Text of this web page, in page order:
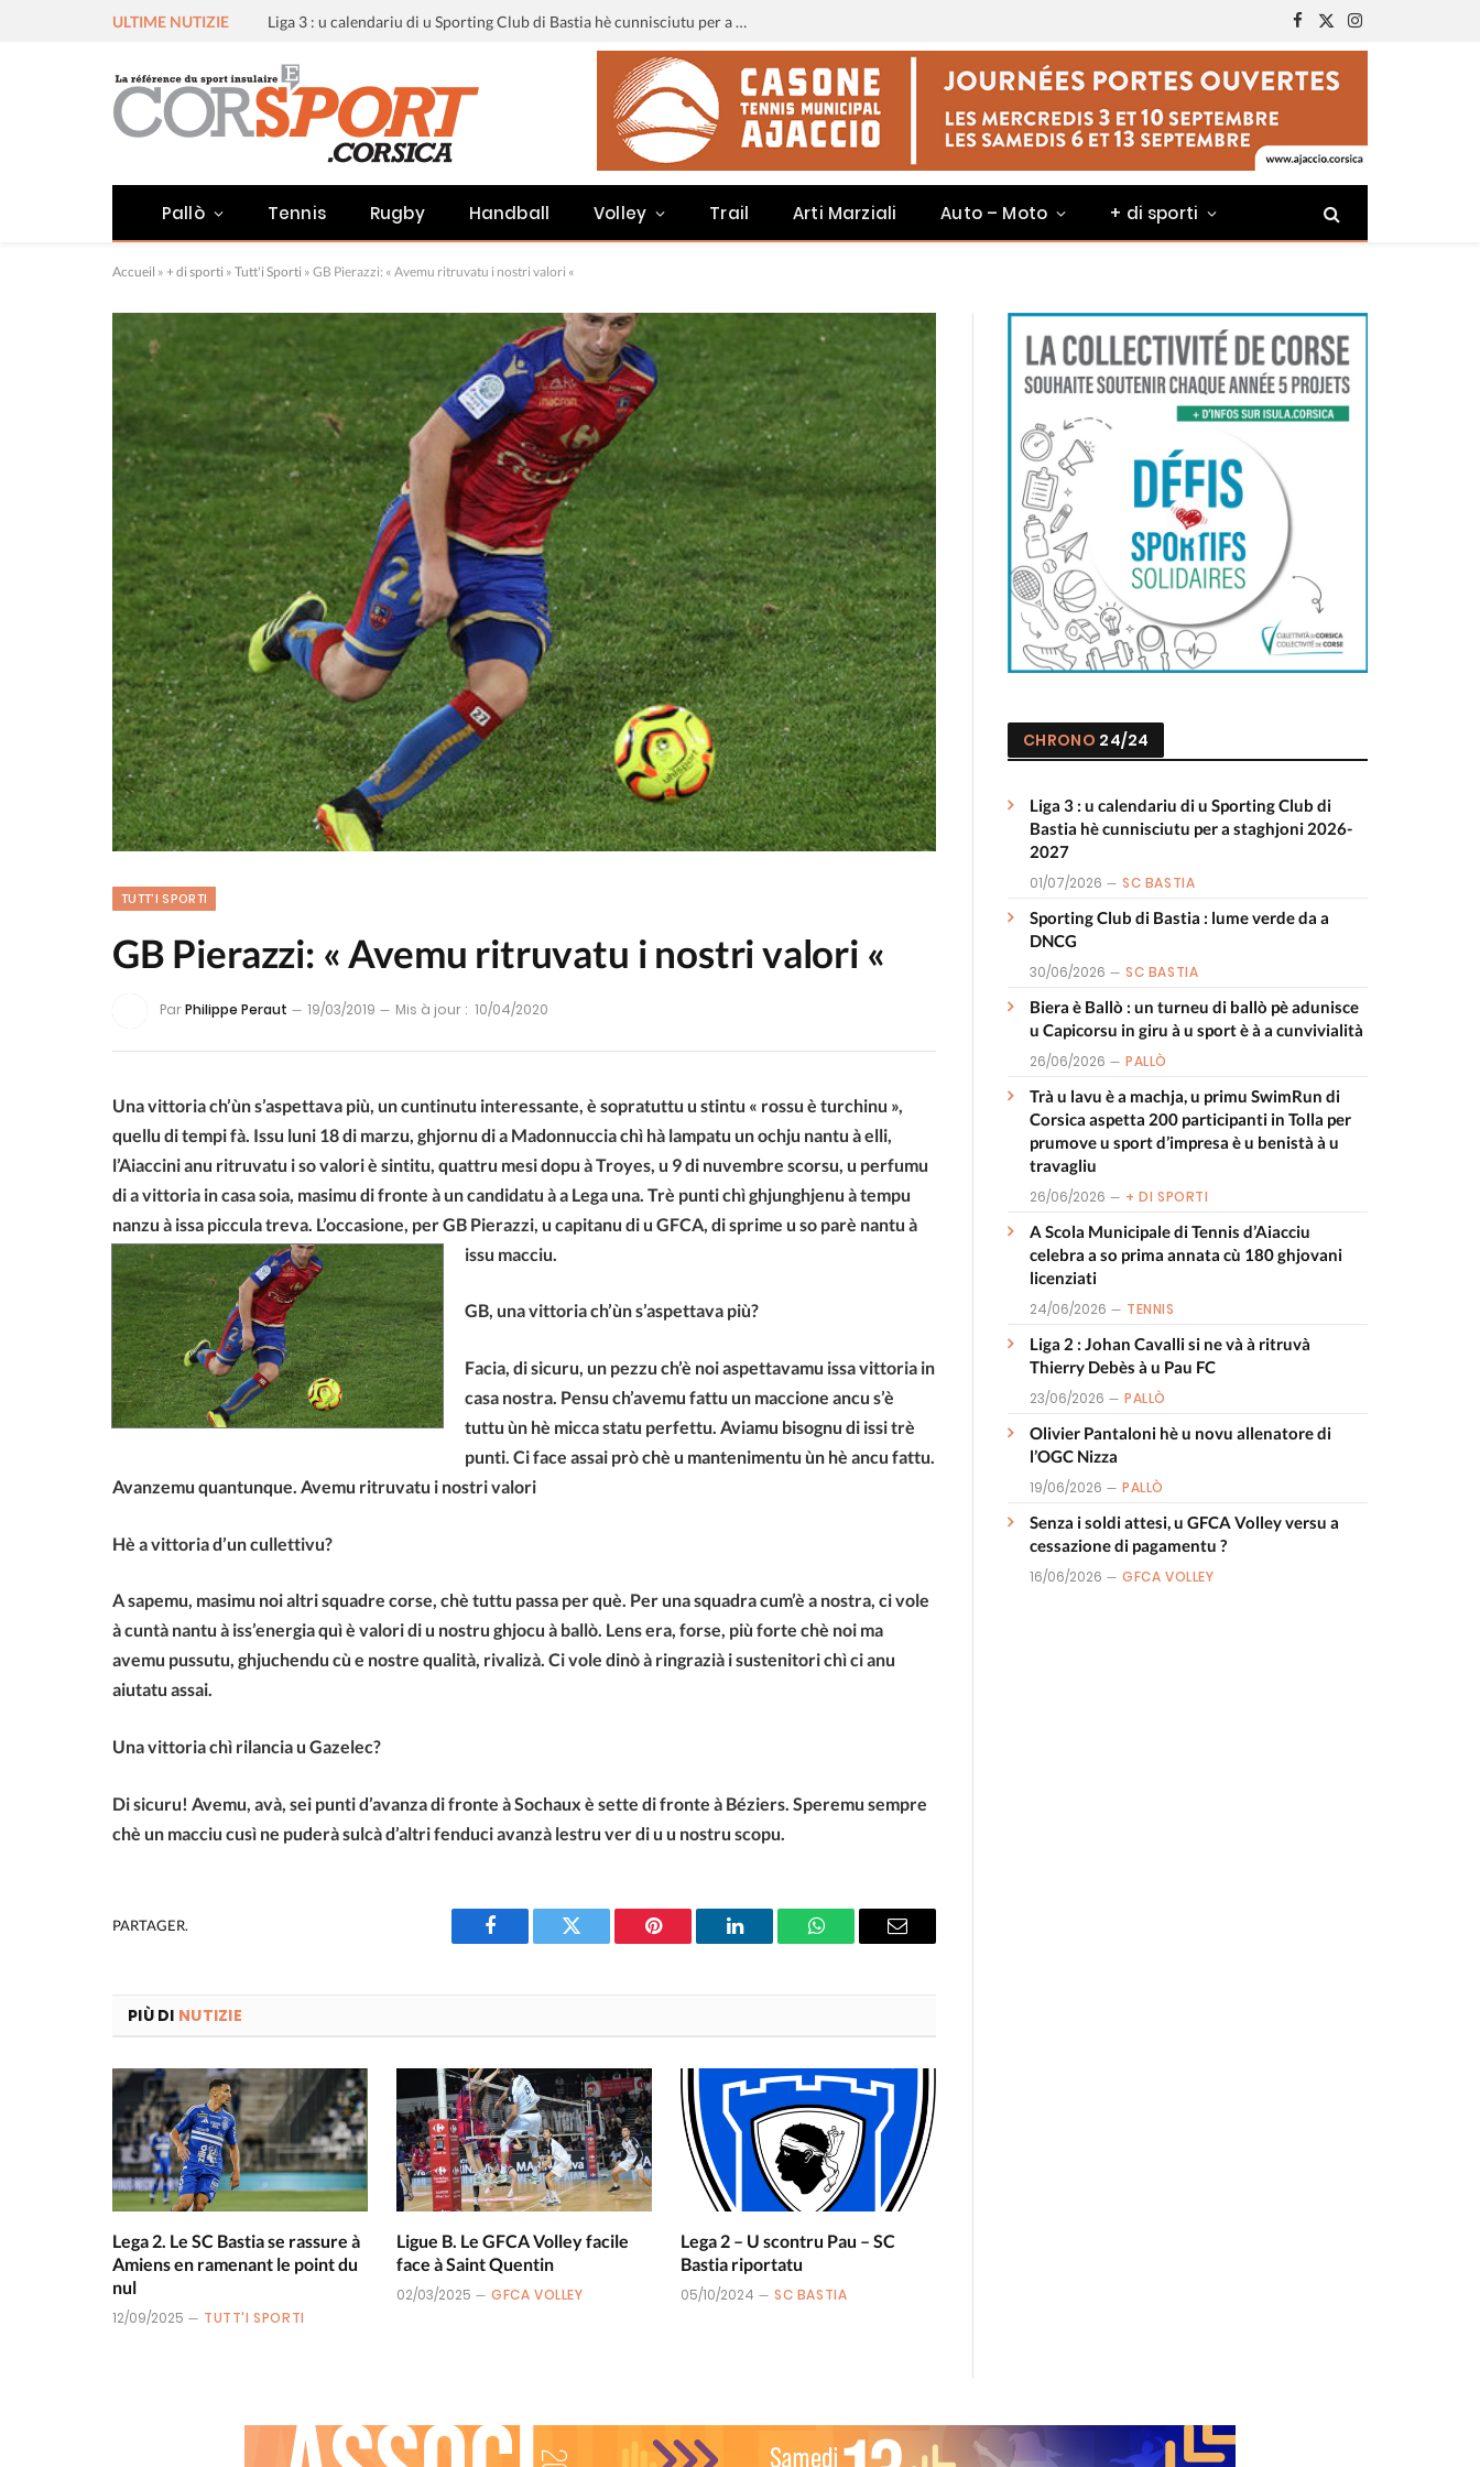
ULTIME NUTIZIE Liga 3 : u calendariu di u Sporting Club di Bastia hè cunnisciutu per a staghjoni 2026-2027
Facebook
X
(Twitter)
Instagram
Pallò Tennis Rugby Handball Volley Trail Arti Marziali Auto – Moto + di sporti
Accueil » + di sporti » Tutt'i Sporti » GB Pierazzi: « Avemu ritruvatu i nostri valori «
TUTT'I SPORTI
GB Pierazzi: « Avemu ritruvatu i nostri valori «
ParPhilippe Peraut 19/03/2019 Mis à jour : 10/04/2020
Una vittoria ch’ùn s’aspettava più, un cuntinutu interessante, è sopratuttu u stintu « rossu è turchinu »,
quellu di tempi fà. Issu luni 18 di marzu, ghjornu di a Madonnuccia chì hà lampatu un ochju nantu à elli,
l’Aiaccini anu ritruvatu i so valori è sintitu, quattru mesi dopu à Troyes, u 9 di nuvembre scorsu, u perfumu
di a vittoria in casa soia, masimu di fronte à un candidatu à a Lega una. Trè punti chì ghjunghjenu à tempu
nanzu à issa piccula treva. L’occasione, per GB Pierazzi, u capitanu di u GFCA, di sprime u so parè nantu à
issu macciu.
GB, una vittoria ch’ùn s’aspettava più?
Facia, di sicuru, un pezzu ch’è noi aspettavamu issa vittoria in
casa nostra. Pensu ch’avemu fattu un maccione ancu s’è
tuttu ùn hè micca statu perfettu. Aviamu bisognu di issi trè
punti. Ci face assai prò chè u mantenimentu ùn hè ancu fattu.
Avanzemu quantunque. Avemu ritruvatu i nostri valori
Hè a vittoria d’un cullettivu?
A sapemu, masimu noi altri squadre corse, chè tuttu passa per què. Per una squadra cum’è a nostra, ci vole
à cuntà nantu à iss’energia quì è valori di u nostru ghjocu à ballò. Lens era, forse, più forte chè noi ma
avemu pussutu, ghjuchendu cù e nostre qualità, rivalizà. Ci vole dinò à ringrazià i sustenitori chì ci anu
aiutatu assai.
Una vittoria chì rilancia u Gazelec?
Di sicuru! Avemu, avà, sei punti d’avanza di fronte à Sochaux è sette di fronte à Béziers. Speremu sempre
chè un macciu cusì ne puderà sulcà d’altri fenduci avanzà lestru ver di u u nostru scopu.
PARTAGER.
Facebook Twitter Pinterest LinkedIn WhatsAppEmail
PIÙ DI NUTIZIE
Lega 2. Le SC Bastia se rassure à
Amiens en ramenant le point du
nul
12/09/2025 TUTT'I SPORTI
Ligue B. Le GFCA Volley facile
face à Saint Quentin
02/03/2025 GFCA VOLLEY
Lega 2 – U scontru Pau – SC
Bastia riportatu
05/10/2024 SC BASTIA
CHRONO 24/24
Liga 3 : u calendariu di u Sporting Club di
Bastia hè cunnisciutu per a staghjoni 2026-
2027
01/07/2026 SC BASTIA
Sporting Club di Bastia : lume verde da a
DNCG
30/06/2026 SC BASTIA
Biera è Ballò : un turneu di ballò pè adunisce
u Capicorsu in giru à u sport è à a cunvivialità
26/06/2026 PALLÒ
Trà u lavu è a machja, u primu SwimRun di
Corsica aspetta 200 participanti in Tolla per
prumove u sport d’impresa è u benistà à u
travagliu
26/06/2026 + DI SPORTI
A Scola Municipale di Tennis d’Aiacciu
celebra a so prima annata cù 180 ghjovani
licenziati
24/06/2026 TENNIS
Liga 2 : Johan Cavalli si ne và à ritruvà
Thierry Debès à u Pau FC
23/06/2026 PALLÒ
Olivier Pantaloni hè u novu allenatore di
l’OGC Nizza
19/06/2026 PALLÒ
Senza i soldi attesi, u GFCA Volley versu a
cessazione di pagamentu ?
16/06/2026 GFCA VOLLEY